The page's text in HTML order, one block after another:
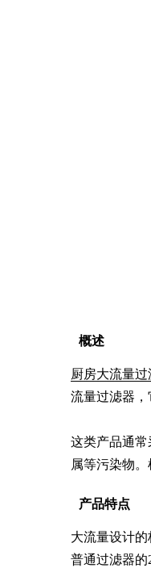
概述
厨房大流量过
流量过滤器，
这类产品通
属等污染物
产品特点
大流量设计
普通过滤器